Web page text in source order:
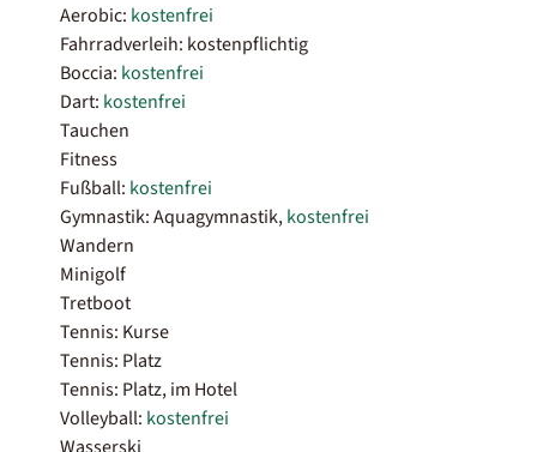
Aerobic: kostenfrei
Fahrradverleih: kostenpflichtig
Boccia: kostenfrei
Dart: kostenfrei
Tauchen
Fitness
Fußball: kostenfrei
Gymnastik: Aquagymnastik,kostenfrei
Wandern
Minigolf
Tretboot
Tennis: Kurse
Tennis: Platz
Tennis: Platz, im Hotel
Volleyball: kostenfrei